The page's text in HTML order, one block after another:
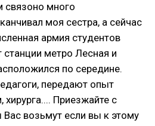
связоно много
моя сестра, а сейчас
армия студентов
станции метро Лесная и
по середине.
передают опыт
Приезжайте с
возьмут если вы к этому